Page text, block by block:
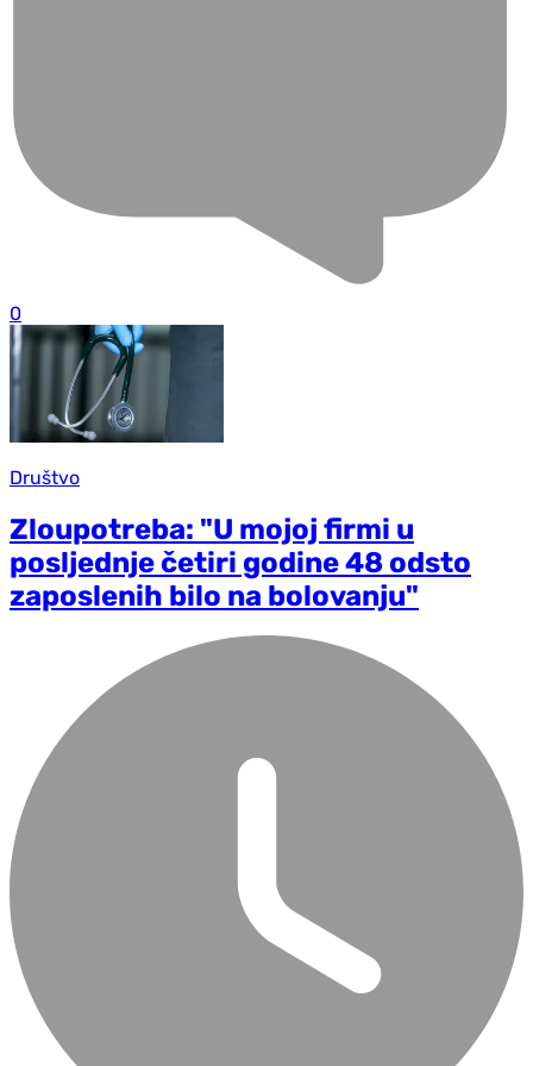
0
Društvo
Zloupotreba: "U mojoj firmi u
posljednje četiri godine 48 odsto
zaposlenih bilo na bolovanju"